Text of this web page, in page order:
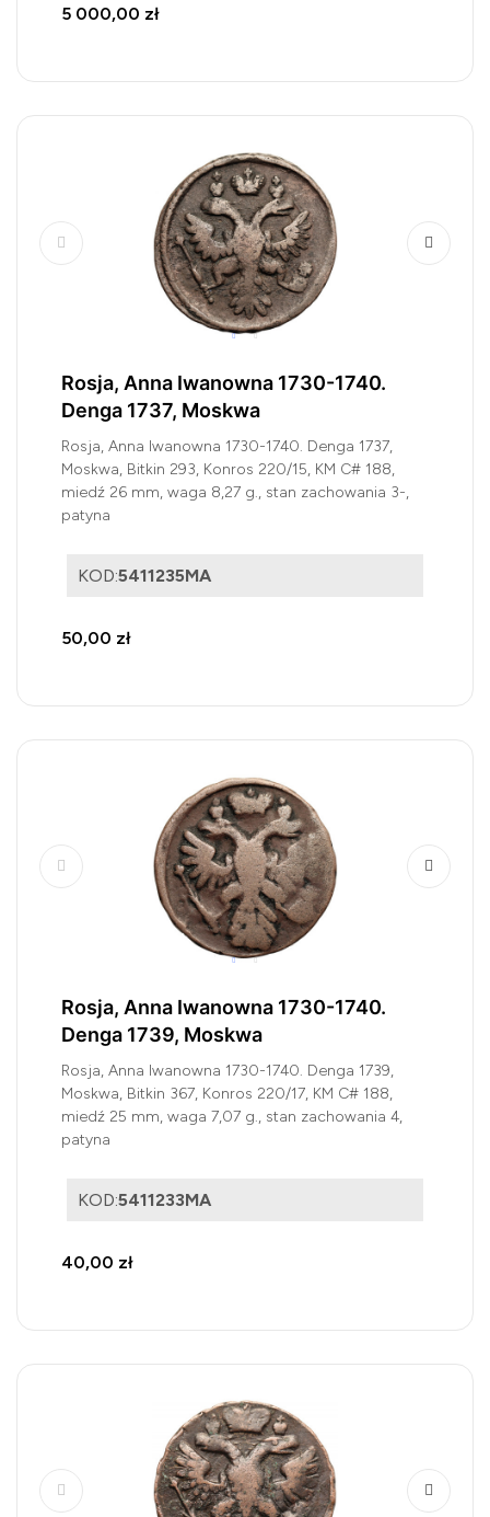
5 000,00 zł
Rosja, Anna Iwanowna 1730-1740.
Denga 1737, Moskwa
Rosja, Anna Iwanowna 1730-1740. Denga 1737,
Moskwa, Bitkin 293, Konros 220/15, KM C# 188,
miedź 26 mm, waga 8,27 g., stan zachowania 3-,
patyna
KOD:5411235MA
50,00 zł
Rosja, Anna Iwanowna 1730-1740.
Denga 1739, Moskwa
Rosja, Anna Iwanowna 1730-1740. Denga 1739,
Moskwa, Bitkin 367, Konros 220/17, KM C# 188,
miedź 25 mm, waga 7,07 g., stan zachowania 4,
patyna
KOD:5411233MA
40,00 zł